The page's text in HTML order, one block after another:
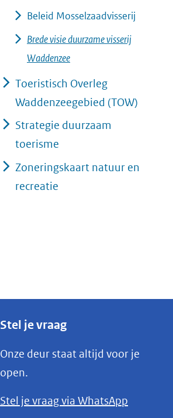
Beleid Mosselzaadvisserij
Brede visie duurzame visserij
Waddenzee
Toeristisch Overleg
Waddenzeegebied (TOW)
Strategie duurzaam
toerisme
Zoneringskaart natuur en
recreatie
Stel je vraag
Onze deur staat altijd voor je
open.
Stel je vraag via WhatsApp